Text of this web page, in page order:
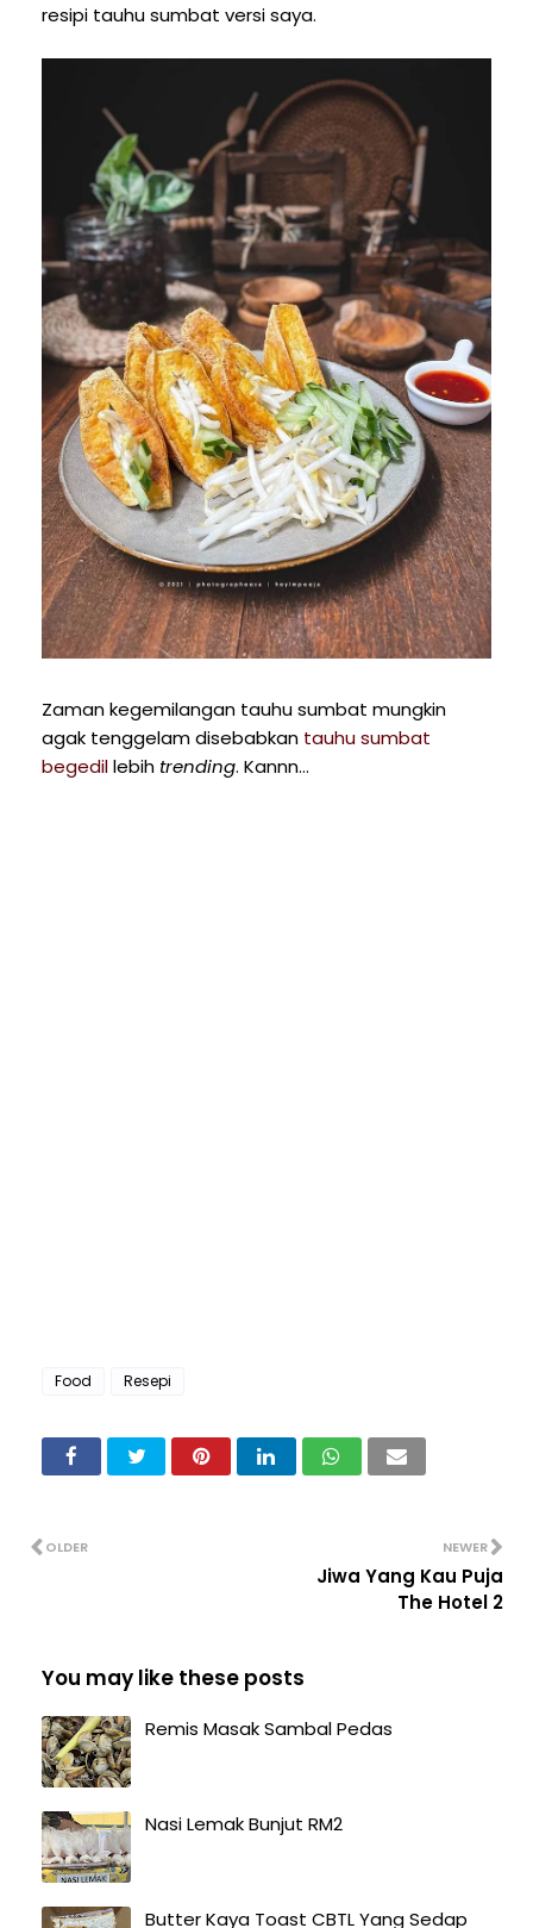
resipi tauhu sumbat versi saya.
Zaman kegemilangan tauhu sumbat mungkin
agak tenggelam disebabkan tauhu sumbat
begedillebih trending. Kannn...
Food Resepi
NEWER
Jiwa Yang Kau Puja
The Hotel 2
OLDER
You may like these posts
Remis Masak Sambal Pedas
Nasi Lemak Bunjut RM2
Butter Kaya Toast CBTL Yang Sedap